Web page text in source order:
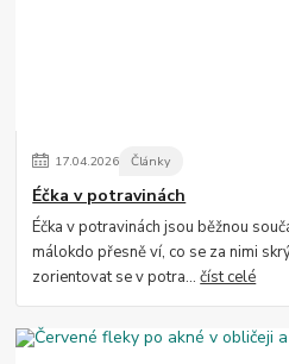
17.04.2026 Články
Éčka v potravinách
Éčka v potravinách jsou běžnou
málokdo přesně ví, co se za nimi
zorientovat se v potra...číst celé